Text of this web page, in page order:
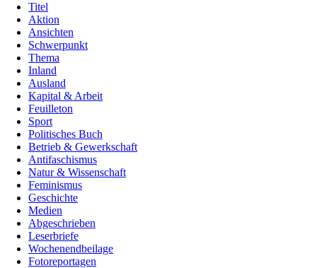
Titel
Aktion
Ansichten
Schwerpunkt
Thema
Inland
Ausland
Kapital & Arbeit
Feuilleton
Sport
Politisches Buch
Betrieb & Gewerkschaft
Antifaschismus
Natur & Wissenschaft
Feminismus
Geschichte
Medien
Abgeschrieben
Leserbriefe
Wochenendbeilage
Fotoreportagen